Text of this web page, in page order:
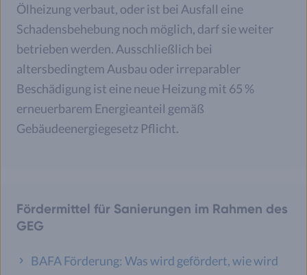
Ölheizung verbaut, oder ist bei Ausfall eine
Schadensbehebung noch möglich, darf sie weiter
betrieben werden. Ausschließlich bei
altersbedingtem Ausbau oder irreparabler
Beschädigung ist eine neue Heizung mit 65 %
erneuerbarem Energieanteil gemäß
Gebäudeenergiegesetz Pflicht.
Fördermittel für Sanierungen im Rahmen des
GEG
BAFA Förderung: Was wird gefördert, wie wird